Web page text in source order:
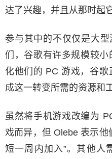
达了兴趣，并且从那时起它
参与其中的不仅仅是大
们，谷歌有许多规模较
化他们的 PC 游戏，谷
成这一转变所需的资源和
虽然将手机游戏改编为
戏而异，但 Olebe 表示他
短一周内加入”。其他人